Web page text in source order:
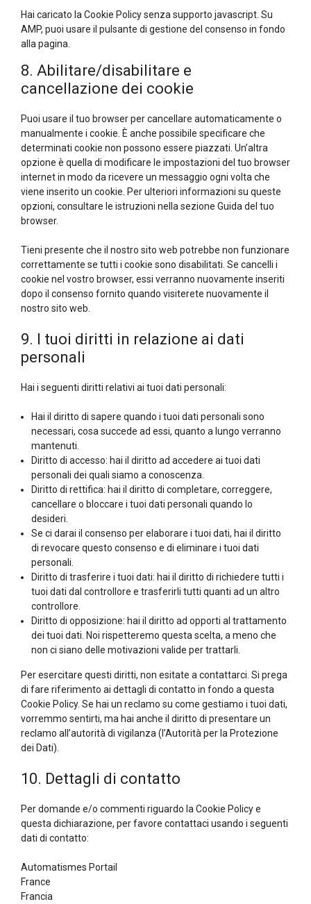
Hai caricato la Cookie Policy senza supporto javascript. Su
AMP, puoi usare il pulsante di gestione del consenso in fondo
alla pagina.
8. Abilitare/disabilitare e
cancellazione dei cookie
Puoi usare il tuo browser per cancellare automaticamente o
manualmente i cookie. È anche possibile specificare che
determinati cookie non possono essere piazzati. Un’altra
opzione è quella di modificare le impostazioni del tuo browser
internet in modo da ricevere un messaggio ogni volta che
viene inserito un cookie. Per ulteriori informazioni su queste
opzioni, consultare le istruzioni nella sezione Guida del tuo
browser.
Tieni presente che il nostro sito web potrebbe non funzionare
correttamente se tutti i cookie sono disabilitati. Se cancelli i
cookie nel vostro browser, essi verranno nuovamente inseriti
dopo il consenso fornito quando visiterete nuovamente il
nostro sito web.
9. I tuoi diritti in relazione ai dati
personali
Hai i seguenti diritti relativi ai tuoi dati personali:
Hai il diritto di sapere quando i tuoi dati personali sono
necessari, cosa succede ad essi, quanto a lungo verranno
mantenuti.
Diritto di accesso: hai il diritto ad accedere ai tuoi dati
personali dei quali siamo a conoscenza.
Diritto di rettifica: hai il diritto di completare, correggere,
cancellare o bloccare i tuoi dati personali quando lo
desideri.
Se ci darai il consenso per elaborare i tuoi dati, hai il diritto
di revocare questo consenso e di eliminare i tuoi dati
personali.
Diritto di trasferire i tuoi dati: hai il diritto di richiedere tutti i
tuoi dati dal controllore e trasferirli tutti quanti ad un altro
controllore.
Diritto di opposizione: hai il diritto ad opporti al trattamento
dei tuoi dati. Noi rispetteremo questa scelta, a meno che
non ci siano delle motivazioni valide per trattarli.
Per esercitare questi diritti, non esitate a contattarci. Si prega
di fare riferimento ai dettagli di contatto in fondo a questa
Cookie Policy. Se hai un reclamo su come gestiamo i tuoi dati,
vorremmo sentirti, ma hai anche il diritto di presentare un
reclamo all’autorità di vigilanza (l’Autorità per la Protezione
dei Dati).
10. Dettagli di contatto
Per domande e/o commenti riguardo la Cookie Policy e
questa dichiarazione, per favore contattaci usando i seguenti
dati di contatto:
Automatismes Portail
France
Francia